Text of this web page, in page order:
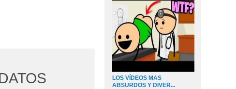
LOS VÍDEOS MAS
ABSURDOS Y DIVER...